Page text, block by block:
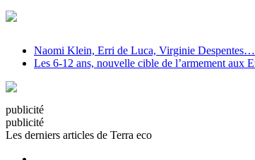
Naomi Klein, Erri de Luca, Virginie Despentes…
Les 6-12 ans, nouvelle cible de l’armement aux
publicité
publicité
Les derniers articles de Terra eco